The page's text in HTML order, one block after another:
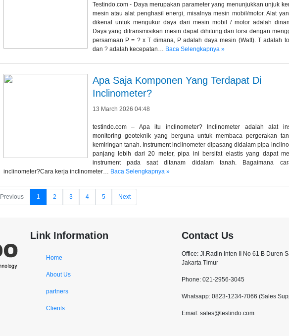
Testindo.com - Daya merupakan parameter yang menunjukkan unjuk
mesin atau alat penghasil energi, misalnya mesin mobil/motor. Alat
dikenal untuk mengukur daya dari mesin mobil / motor adalah
Daya yang ditransmisikan mesin dapat dihitung dari torsi dengan
persamaan P = ? x T dimana, P adalah daya mesin (Watt). T adalah
dan ? adalah kecepatan… Baca Selengkapnya »
Apa Saja Komponen Yang Terdapat Di
Inclinometer?
13 March 2026 04:48
testindo.com – Apa itu inclinometer? Inclinometer adalah alat
monitoring geoteknik yang berguna untuk membaca pergerakan
kemiringan tanah. Instrument inclinometer dipasang didalam pipa
panjang lebih dari 20 meter, pipa ini bersifat elastis yang dapat
instrument pada saat ditanam didalam tanah. Bagaimana
inclinometer?Cara kerja inclinometer… Baca Selengkapnya »
Previous 1 2 3 4 5 Next
Link Information
Home
About Us
partners
Clients
Contact Us
Office: Jl.Radin Inten II No 61 B Duren
Jakarta Timur
Phone: 021-2956-3045
Whatsapp: 0823-1234-7066 (Sales
Email: sales@testindo.com